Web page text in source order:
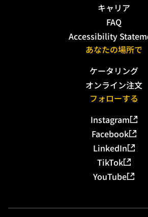
キャリア
FAQ
Accessibility
あなたの場所で
ケータリング
オンライン注文
フォローする
Instagram
Facebook
LinkedIn
TikTok
YouTube